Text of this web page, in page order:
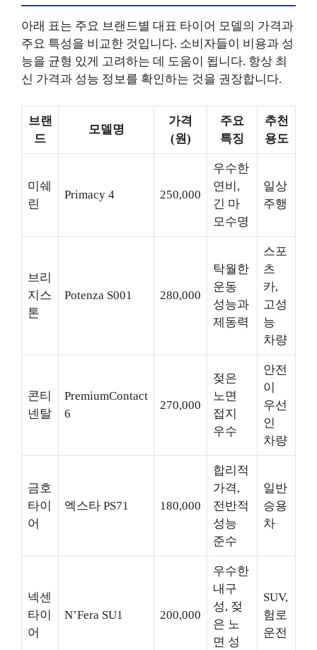
아래 표는 주요 브랜드별 대표 타이어 모델의 가격과
주요 특성을 비교한 것입니다. 소비자들이 비용과 성
능을 균형 있게 고려하는 데 도움이 됩니다. 항상 최
신 가격과 성능 정보를 확인하는 것을 권장합니다.
브랜
드
모델명
가격
(원)
주요
특징
추천
용도
미쉐
린
Primacy 4 250,000
우수한
연비,
긴 마
모수명
일상
주행
브리
지스
톤
Potenza S001 280,000
탁월한
운동
성능과
제동력
스포
츠
카,
고성
능
차량
콘티
넨탈
PremiumContact
6
270,000
젖은
노면
접지
우수
안전
이
우선
인
차량
금호
타이
어
엑스타 PS71 180,000
합리적
가격,
전반적
성능
준수
일반
승용
차
넥센
타이
어
N’Fera SU1 200,000
우수한
내구
성, 젖
은 노
면 성
SUV,
험로
운전